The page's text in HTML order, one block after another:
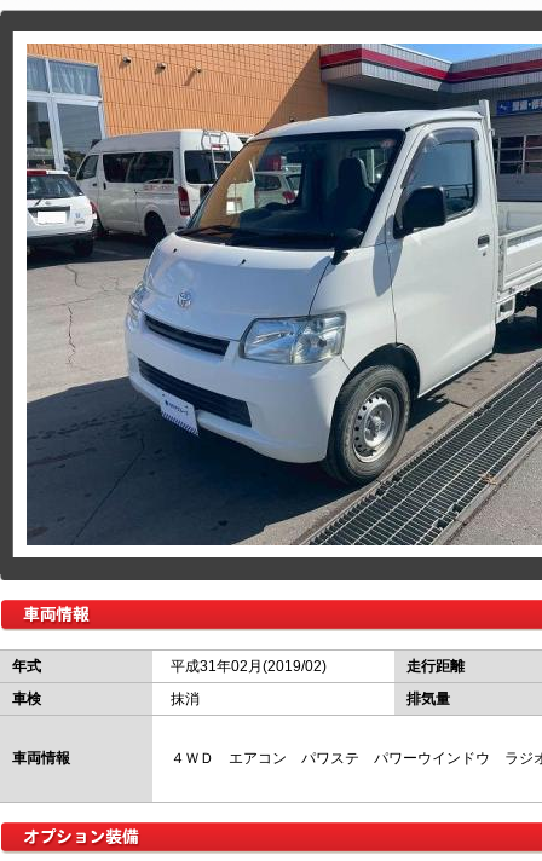
年式 平成31年02月(2019/02)
走行距離
車検
抹消 排気量
車両情報 ４ＷＤ エアコン パワステ パワーウインドウ ラジ